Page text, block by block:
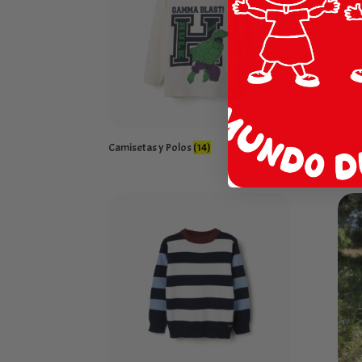
Camisetas y Polos(14)